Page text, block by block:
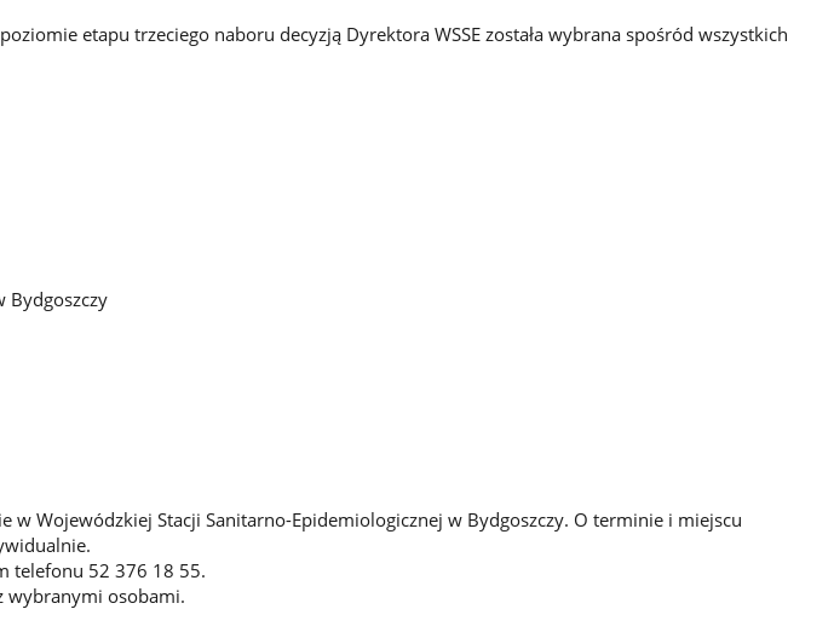
etapu trzeciego naboru decyzją Dyrektora WSSE została wybrana spośród wszystkich
Bydgoszczy
w Wojewódzkiej Stacji Sanitarno-Epidemiologicznej w Bydgoszczy. O terminie i miejscu
telefonu 52 376 18 55.
wybranymi osobami.